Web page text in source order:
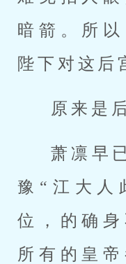
暗箭。所
陛下对这后
原来是
萧凛早
豫“江大人
位，的确
所有的皇